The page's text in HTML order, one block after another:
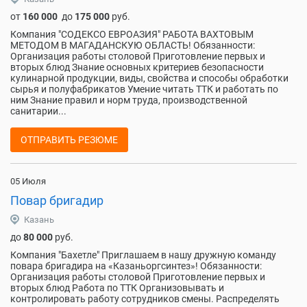
от 160 000 до 175 000 руб.
Компания "СОДЕКСО ЕВРОАЗИЯ" РАБОТА ВАХТОВЫМ
МЕТОДОМ В МАГАДАНСКУЮ ОБЛАСТЬ! Обязанности:
Организация работы столовой Приготовление первых и
вторых блюд Знание основных критериев безопасности
кулинарной продукции, виды, свойства и способы обработки
сырья и полуфабрикатов Умение читать ТТК и работать по
ним Знание правил и норм труда, производственной
санитарии...
ОТПРАВИТЬ РЕЗЮМЕ
05 Июля
Повар бригадир
Казань
до80 000 руб.
Компания "Бахетле" Приглашаем в нашу дружную команду
повара бригадира на «Казаньоргсинтез»! Обязанности:
Организация работы столовой Приготовление первых и
вторых блюд Работа по ТТК Организовывать и
контролировать работу сотрудников смены. Распределять